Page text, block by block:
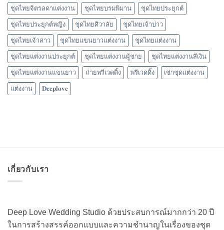
ชุดไทยจิตรลดาแต่งงาน ชุดไทยบรมพิมาน ชุดไทยประยุกต์
ชุดไทยประยุกต์หญิง ชุดไทยศิวาลัย ชุดไทยเจ้าบ่าว
ชุดไทยเจ้าสาว ชุดไทยแขนยาวแต่งงาน ชุดไทยแต่งงาน
ชุดไทยแต่งงานประยุกต์ ชุดไทยแต่งงานผู้ชาย ชุดไทยแต่งงานสีเงิน
ชุดไทยแต่งงานแขนยาว ถ่ายพรีเวดดิ้ง พรีเวดดิ้ง เช่าชุดแต่งงาน
แต่งงาน 𝐃𝐞𝐞𝐩𝐥𝐨𝐯𝐞
เกี่ยวกับเรา
Deep Love Wedding Studio ด้วยประสบการณ์มากกว่า 20 ปี
ในการสร้างสรรค์ออกแบบและความชำนาญในเรื่องของชุด